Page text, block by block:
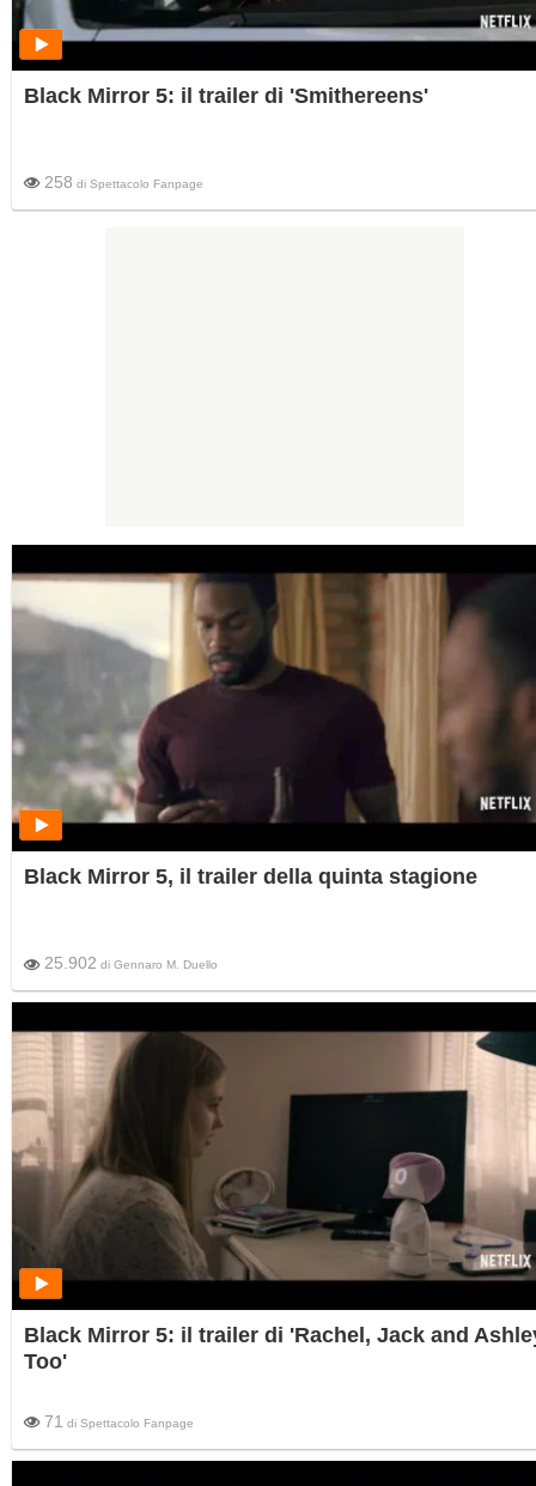
Black Mirror 5: il trailer di 'Smithereens'
258 di Spettacolo Fanpage
Black Mirror 5, il trailer della quinta stagione
25.902 di Gennaro M. Duello
Black Mirror 5: il trailer di 'Rachel, Jack and
Too'
71 di Spettacolo Fanpage